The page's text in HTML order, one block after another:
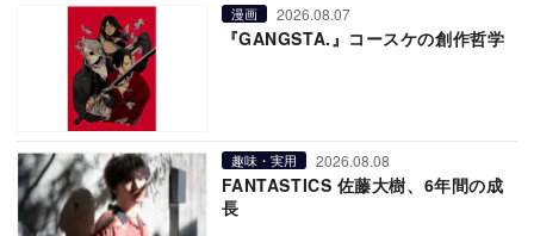
漫画 2026.08.07
『GANGSTA.』コースケの創作哲学
趣味・実用 2026.08.08
FANTASTICS 佐藤大樹、6年間の成
長